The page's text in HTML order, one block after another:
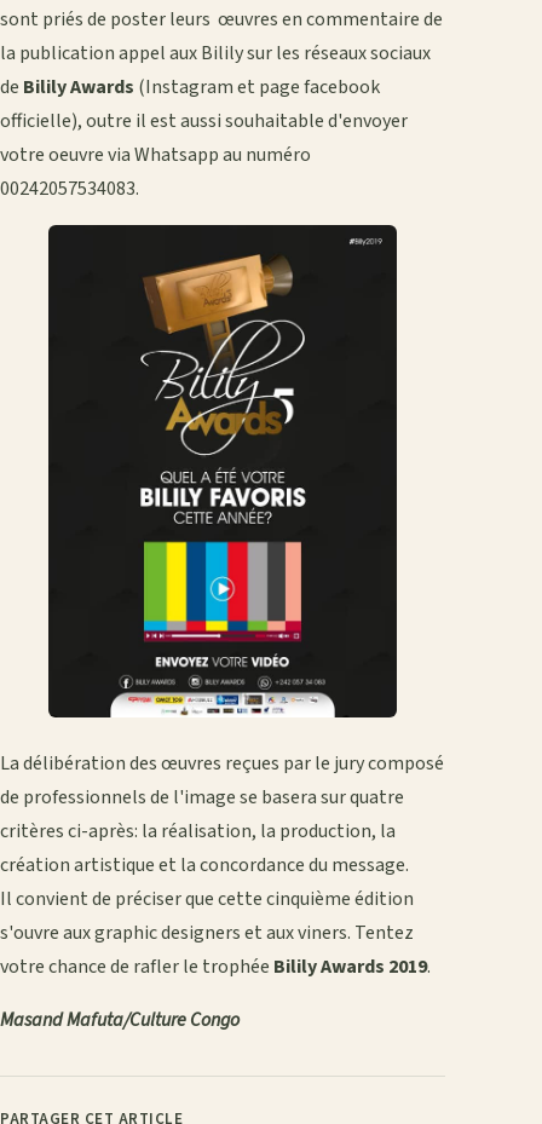
sont priés de poster leurs œuvres en commentaire de
la publication appel aux Bilily sur les réseaux sociaux
de Bilily Awards (Instagram et page facebook
officielle), outre il est aussi souhaitable d'envoyer
votre oeuvre via Whatsapp au numéro
00242057534083.
La délibération des œuvres reçues par le jury composé
de professionnels de l'image se basera sur quatre
critères ci-après: la réalisation, la production, la
création artistique et la concordance du message.
Il convient de préciser que cette cinquième édition
s'ouvre aux graphic designers et aux viners. Tentez
votre chance de rafler le trophée Bilily Awards 2019.
Masand Mafuta/Culture Congo
PARTAGER CET ARTICLE